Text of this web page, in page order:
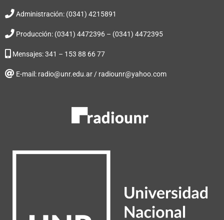
Administración: (0341) 4215891
Producción: (0341) 4472396 – (0341) 4472395
Mensajes: 341 – 153 88 66 77
E-mail: radio@unr.edu.ar / radiounr@yahoo.com